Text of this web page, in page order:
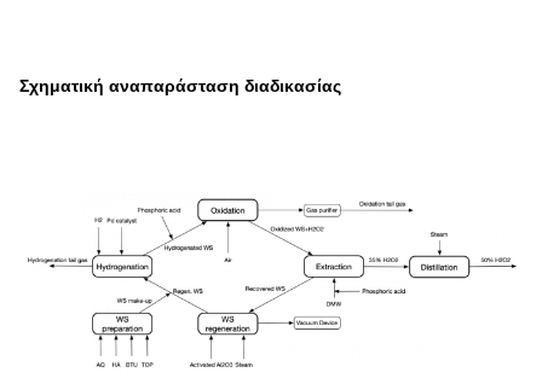
Σχηματική αναπαράσταση διαδικασίας